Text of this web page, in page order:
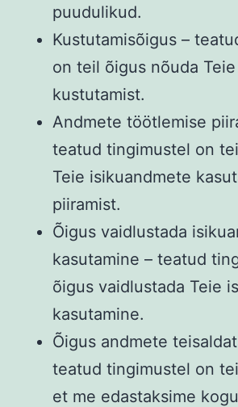
puudulikud.
Kustutamisõigus –
on teil õigus nõuda
kustutamist.
Andmete töötlemise
teatud tingimustel on
Teie isikuandmete
piiramist.
Õigus vaidlustada
kasutamine – teatud
õigus vaidlustada Teie
kasutamine.
Õigus andmete
teatud tingimustel on
et me edastaksime